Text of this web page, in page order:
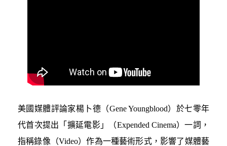
美國媒體評論家楊卜德（Gene Youngblood）於七零年
代首次提出「擴延電影」（Expended Cinema）一詞，
指稱錄像（Video）作為一種藝術形式，影響了媒體藝